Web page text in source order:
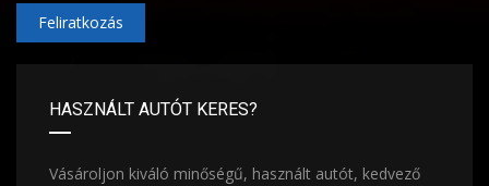
Feliratkozás
HASZNÁLT AUTÓT KERES?
Vásároljon kiváló minőségű, használt autót, kedvező